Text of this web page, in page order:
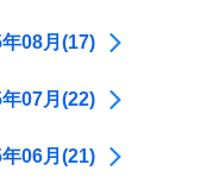
08月(17)
07月(22)
06月(21)